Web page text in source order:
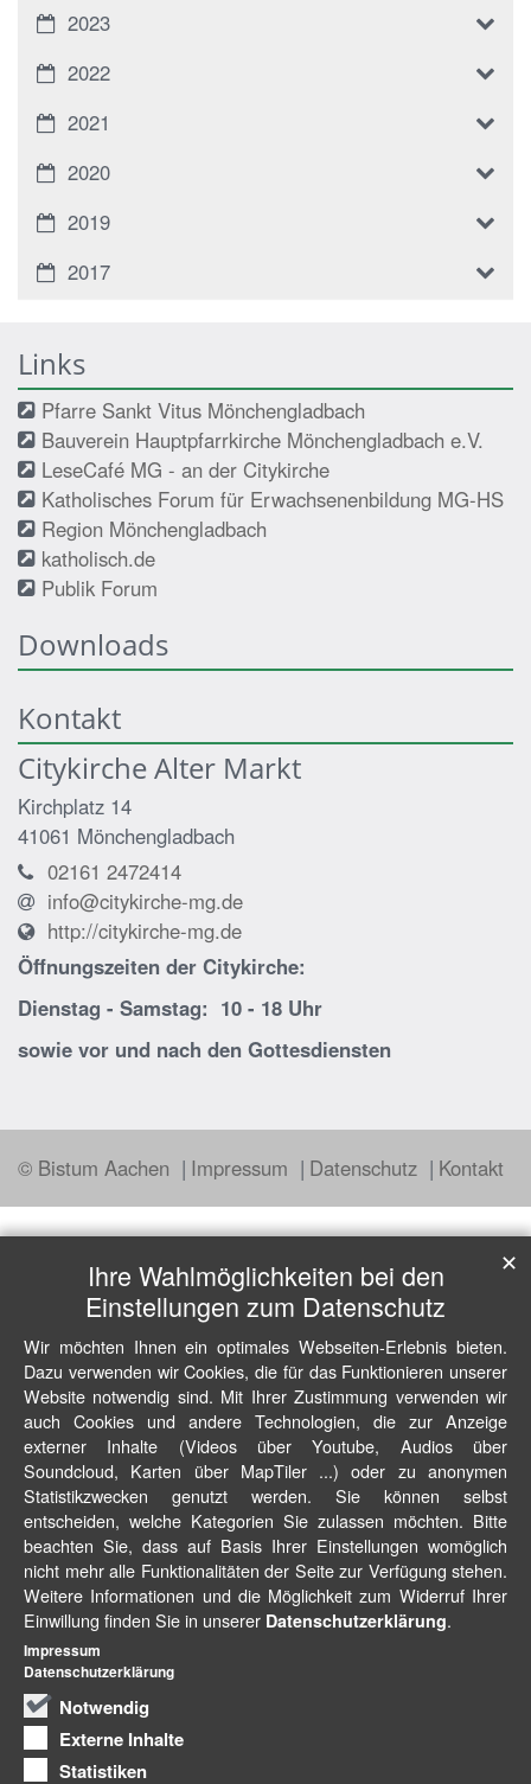
2023
2022
2021
2020
2019
2017
Links
Pfarre Sankt Vitus Mönchengladbach
Bauverein Hauptpfarrkirche Mönchengladbach e.V.
LeseCafé MG - an der Citykirche
Katholisches Forum für Erwachsenenbildung MG-HS
Region Mönchengladbach
katholisch.de
Publik Forum
Downloads
Kontakt
Citykirche Alter Markt
Kirchplatz 14
41061 Mönchengladbach
02161 2472414
info@citykirche-mg.de
http://citykirche-mg.de
Öffnungszeiten der Citykirche:
Dienstag - Samstag: 10 - 18 Uhr
sowie vor und nach den Gottesdiensten
© Bistum Aachen Impressum Datenschutz Kontakt
Ihre Wahlmöglichkeiten bei den
Einstellungen zum Datenschutz
Wir möchten Ihnen ein optimales Webseiten-Erlebnis bieten.
Dazu verwenden wir Cookies, die für das Funktionieren unserer
Website notwendig sind. Mit Ihrer Zustimmung verwenden wir
auch Cookies und andere Technologien, die zur Anzeige
externer Inhalte (Videos über Youtube, Audios über
Soundcloud, Karten über MapTiler ...) oder zu anonymen
Statistikzwecken genutzt werden. Sie können selbst
entscheiden, welche Kategorien Sie zulassen möchten. Bitte
beachten Sie, dass auf Basis Ihrer Einstellungen womöglich
nicht mehr alle Funktionalitäten der Seite zur Verfügung stehen.
Weitere Informationen und die Möglichkeit zum Widerruf Ihrer
Einwillung finden Sie in unserer Datenschutzerklärung.
Notwendig
Externe Inhalte
Statistiken
✕
Impressum
Datenschutzerklärung